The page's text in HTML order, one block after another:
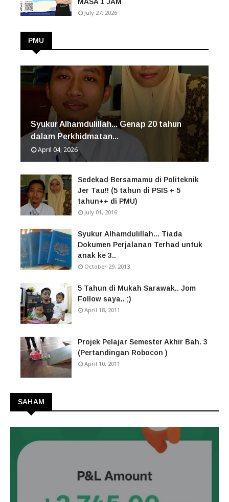
July 27, 2026
PMU
Syukur Alhamdulillah... Genap 20 tahun
dalam Perkhidmatan...
April 04, 2026
Sedekad Bersamamu di Politeknik
Jer Tau!! (5 tahun di PSIS + 5
tahun++ di PMU)
July 01, 2016
Syukur Alhamdulillah... Tiada
Dokumen Perjalanan Terhad untuk
anak ke 3..
October 29, 2013
5 Tahun di Mukah Sarawak.. Jom
Follow saya.. ;)
April 18, 2011
Projek Pelajar Semester Akhir Bah. 3
(Pertandingan Robocon )
April 10, 2011
SAHAM